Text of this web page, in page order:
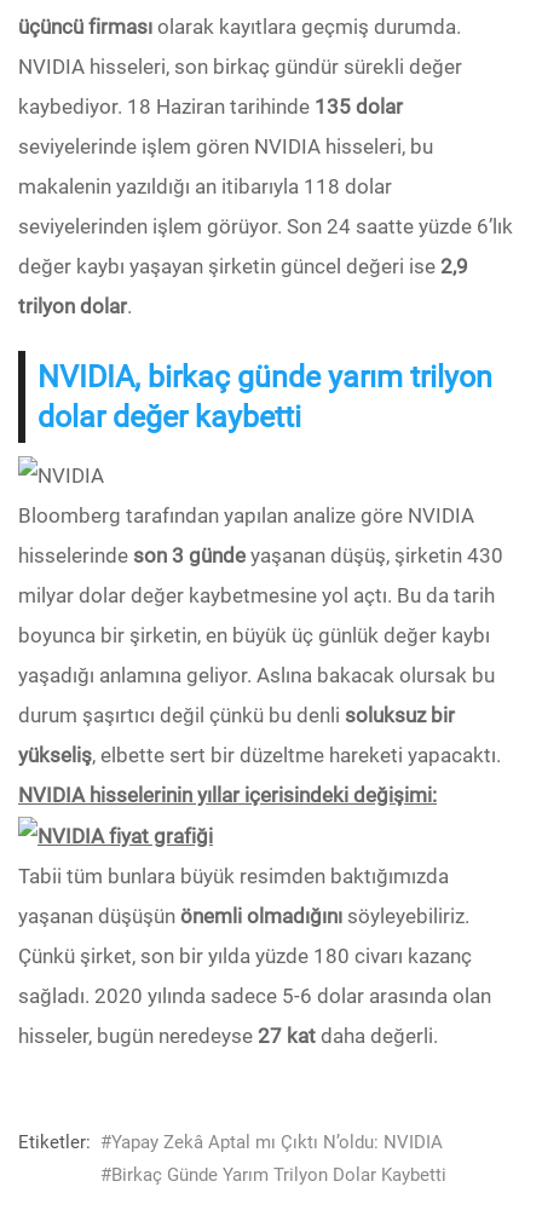
üçüncü firması olarak kayıtlara geçmiş durumda.
NVIDIA hisseleri, son birkaç gündür sürekli değer
kaybediyor. 18 Haziran tarihinde 135 dolar
seviyelerinde işlem gören NVIDIA hisseleri, bu
makalenin yazıldığı an itibarıyla 118 dolar
seviyelerinden işlem görüyor. Son 24 saatte yüzde 6’lık
değer kaybı yaşayan şirketin güncel değeri ise 2,9
trilyon dolar.
NVIDIA, birkaç günde yarım trilyon
dolar değer kaybetti
Bloomberg tarafından yapılan analize göre NVIDIA
hisselerinde son 3 günde yaşanan düşüş, şirketin 430
milyar dolar değer kaybetmesine yol açtı. Bu da tarih
boyunca bir şirketin, en büyük üç günlük değer kaybı
yaşadığı anlamına geliyor. Aslına bakacak olursak bu
durum şaşırtıcı değil çünkü bu denli soluksuz bir
yükseliş, elbette sert bir düzeltme hareketi yapacaktı.
NVIDIA hisselerinin yıllar içerisindeki değişimi:
Tabii tüm bunlara büyük resimden baktığımızda
yaşanan düşüşün önemli olmadığını söyleyebiliriz.
Çünkü şirket, son bir yılda yüzde 180 civarı kazanç
sağladı. 2020 yılında sadece 5-6 dolar arasında olan
hisseler, bugün neredeyse 27 kat daha değerli.
Etiketler: #Yapay Zekâ Aptal mı Çıktı N’oldu: NVIDIA
#Birkaç Günde Yarım Trilyon Dolar Kaybetti